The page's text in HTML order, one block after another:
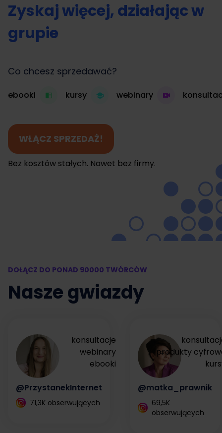
Zyskaj więcej, działając w
grupie
Co chcesz sprzedawać?
ebooki kursy webinary
WŁĄCZ SPRZEDAŻ!
Bez kosztów stałych. Nawet bez firmy.
DOŁĄCZ DO PONAD 90000 TWÓRCÓW
Nasze gwiazdy
konsultacje
webinary
ebooki
@PrzystanekInternet
71,3K obserwujących
produkty
@matka_prawnik
69,5K
obserwujących